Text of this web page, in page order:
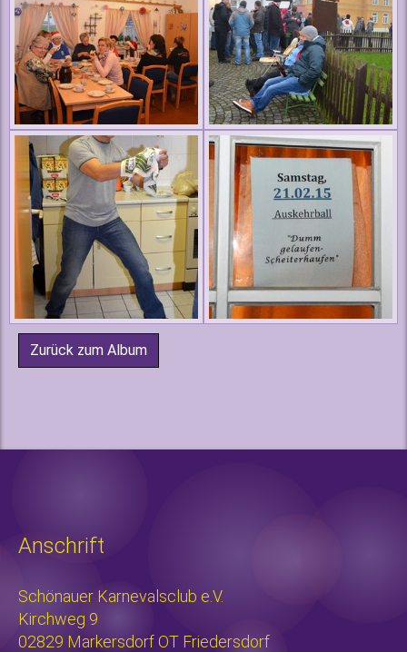
Zurück zum Album
Anschrift
Schönauer Karnevalsclub e.V.
Kirchweg 9
02829 Markersdorf OT Friedersdorf